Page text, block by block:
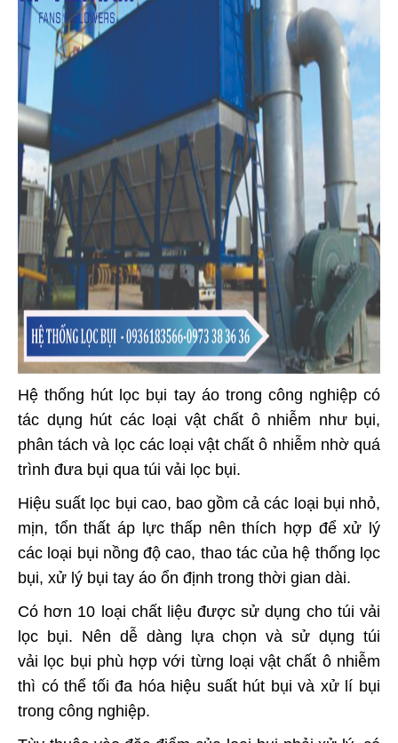
Hệ thống hút lọc bụi tay áo trong công nghiệp có
tác dụng hút các loại vật chất ô nhiễm như bụi,
phân tách và lọc các loại vật chất ô nhiễm nhờ quá
trình đưa bụi qua túi vải lọc bụi.
Hiệu suất lọc bụi cao, bao gồm cả các loại bụi nhỏ,
mịn, tổn thất áp lực thấp nên thích hợp để xử lý
các loại bụi nồng độ cao, thao tác của hệ thống lọc
bụi, xử lý bụi tay áo ổn định trong thời gian dài.
Có hơn 10 loại chất liệu được sử dụng cho túi vải
lọc bụi. Nên dễ dàng lựa chọn và sử dụng túi
vải lọc bụi phù hợp với từng loại vật chất ô nhiễm
thì có thể tối đa hóa hiệu suất hút bụi và xử lí bụi
trong công nghiệp.